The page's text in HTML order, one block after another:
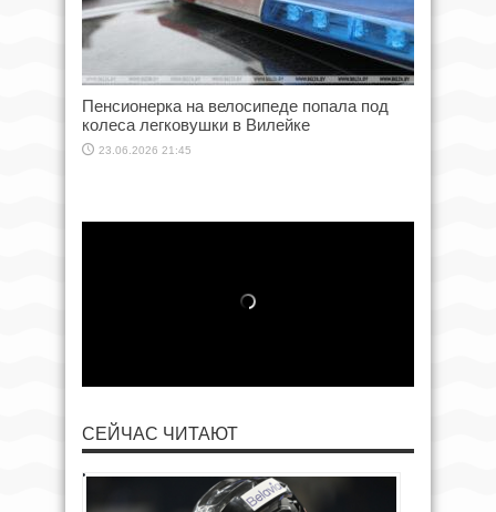
Пенсионерка на велосипеде попала под
колеса легковушки в Вилейке
23.06.2026 21:45
СЕЙЧАС ЧИТАЮТ